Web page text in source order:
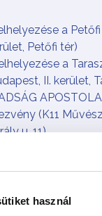
használ
a
Petőfi tér)
a
II. kerület,
(K11
u. 11)
résztvevői: